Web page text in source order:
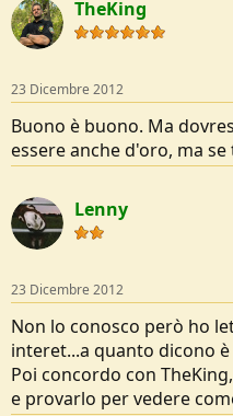
TheKing
23 Dicembre 2012
Buono è buono. Ma
essere anche d'oro, ma
Lenny
23 Dicembre 2012
Non lo conosco però ho
interet...a quanto dicono
Poi concordo con
e provarlo per vedere